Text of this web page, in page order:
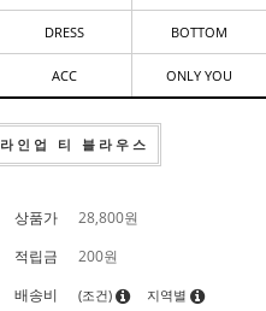
DRESS BOTTOM
ACC ONLY YOU
인업 티 블라우스
상품가 28,800원
적립금
200원
배송비
(조건) 지역별